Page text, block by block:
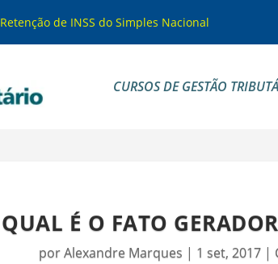
Retenção de INSS do Simples Nacional
CURSOS DE GESTÃO
QUAL É O FATO
porAlexandre Marques | 1 set, 2017|